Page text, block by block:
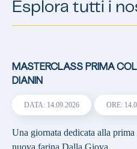
Esplora tutti i
MASTERCLASS PRIMA
DIANIN
DATA: 14.09.2026 ORE:
Una giornata dedicata alla